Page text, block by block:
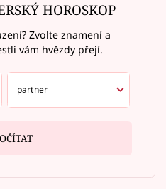
HOROSKOP
Zvolte znamení a
vám hvězdy přejí.